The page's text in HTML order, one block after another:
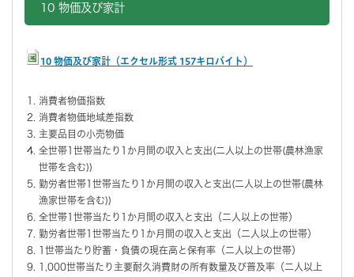
10 物価及び家計
10 物価及び家計（エクセル形式 157キロバイト）
消費者物価指数
消費者物価地域差指数
主要品目の小売物価
全世帯1世帯当たり1か月間の収入と支出(二人以上の世帯(農林漁家
世帯を含む))
勤労者世帯1世帯当たり1か月間の収入と支出(二人以上の世帯(農林
漁家世帯を含む))
全世帯1世帯当たり1か月間の収入と支出（二人以上の世帯）
勤労者世帯1世帯当たり1か月間の収入と支出（二人以上の世帯）
1世帯当たり貯蓄・負債の現在高と保有率（二人以上の世帯）
1,000世帯当たり主要耐久消費財の所有数量及び普及率（二人以上